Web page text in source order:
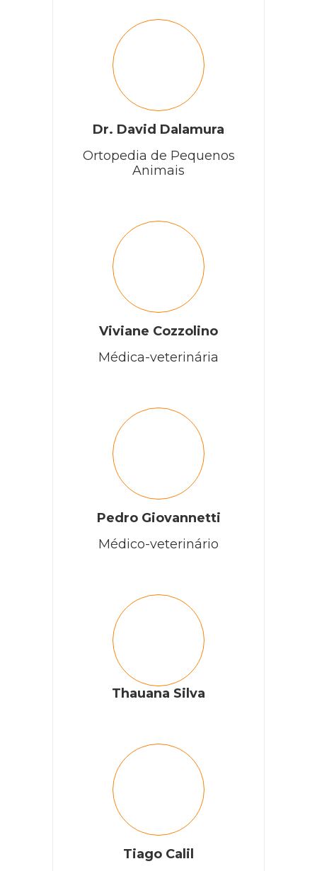
Dr. David Dalamura
Ortopedia de Pequenos
Animais
Viviane Cozzolino
Médica-veterinária
Pedro Giovannetti
Médico-veterinário
Thauana Silva
Tiago Calil